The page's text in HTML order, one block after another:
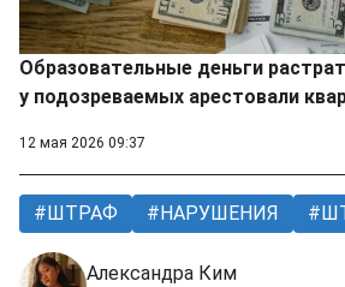
Образовательные деньги
у подозреваемых арестовали
12 мая 2026 09:37
ШТРАФ НАРУШЕНИЯ
Александра Ким